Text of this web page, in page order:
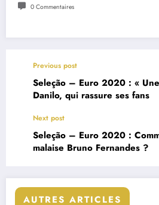
0 Commentaires
Previous post
Seleção – Euro 2020 : «
Danilo, qui rassure ses fans
Next post
Seleção – Euro 2020 :
malaise Bruno Fernandes ?
AUTRES ARTICLES